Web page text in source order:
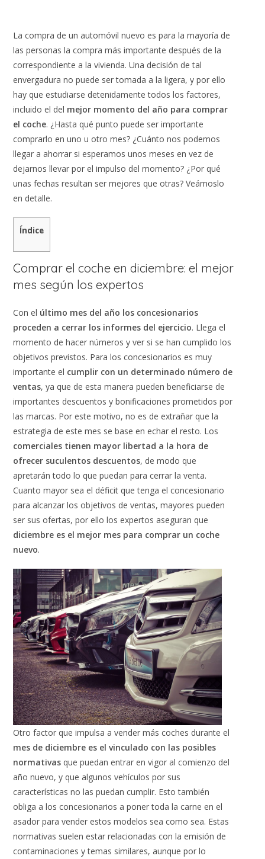
La compra de un automóvil nuevo es para la mayoría de
las personas la compra más importante después de la
correspondiente a la vivienda. Una decisión de tal
envergadura no puede ser tomada a la ligera, y por ello
hay que estudiarse detenidamente todos los factores,
incluido el del mejor momento del año para comprar
el coche. ¿Hasta qué punto puede ser importante
comprarlo en uno u otro mes? ¿Cuánto nos podemos
llegar a ahorrar si esperamos unos meses en vez de
dejarnos llevar por el impulso del momento? ¿Por qué
unas fechas resultan ser mejores que otras? Veámoslo
en detalle.
Índice
Comprar el coche en diciembre: el mejor
mes según los expertos
Con el último mes del año los concesionarios
proceden a cerrar los informes del ejercicio. Llega el
momento de hacer números y ver si se han cumplido los
objetivos previstos. Para los concesionarios es muy
importante el cumplir con un determinado número de
ventas, ya que de esta manera pueden beneficiarse de
importantes descuentos y bonificaciones prometidos por
las marcas. Por este motivo, no es de extrañar que la
estrategia de este mes se base en echar el resto. Los
comerciales tienen mayor libertad a la hora de
ofrecer suculentos descuentos, de modo que
apretarán todo lo que puedan para cerrar la venta.
Cuanto mayor sea el déficit que tenga el concesionario
para alcanzar los objetivos de ventas, mayores pueden
ser sus ofertas, por ello los expertos aseguran que
diciembre es el mejor mes para comprar un coche
nuevo.
Otro factor que impulsa a vender más coches durante el
mes de diciembre es el vinculado con las posibles
normativas que puedan entrar en vigor al comienzo del
año nuevo, y que algunos vehículos por sus
características no las puedan cumplir. Esto también
obliga a los concesionarios a poner toda la carne en el
asador para vender estos modelos sea como sea. Estas
normativas suelen estar relacionadas con la emisión de
contaminaciones y temas similares, aunque por lo